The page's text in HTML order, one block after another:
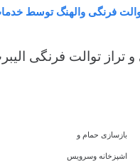
فرنگی والهنگ توسط
تراز توالت فرنگی
بازسازی حمام و
اشپزخانه وسرویس